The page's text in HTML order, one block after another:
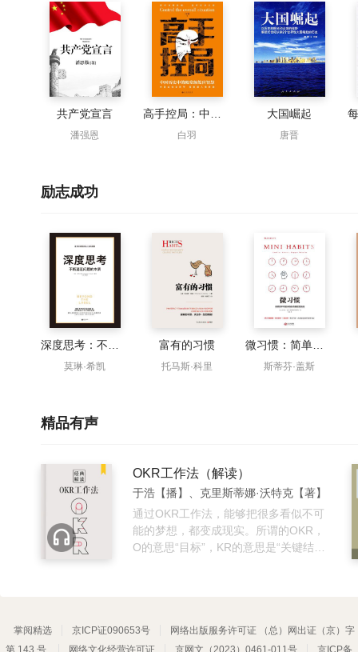
共产党宣言
潘强恩 白羽
大国崛起
唐晋
励志成功
莫琳·希凯
富有的习惯
托马斯·科里 斯蒂芬·盖斯
精品有声
OKR工作法（解读）
于浩【播】、克里斯蒂娜·沃特克【著】
通过OKR工作法，能够把很多看似不可
能的梦想，都变成现实。所谓的OKR，
O的意思“目标”，KR的意思是“关键结
论是个人发展还是团队运营，都能不断
取得成功，不断自我提升。 你将听到：
掌阅精选 京ICP证090653号
网络出版服务许可证 （总）网出证（京）字
第 143 号
网络文化经营许可证 京网文（2023）0461-011号 京ICP备